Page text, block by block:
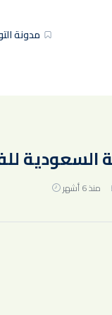
مدونة
للفنون
منذ 6 أشهر